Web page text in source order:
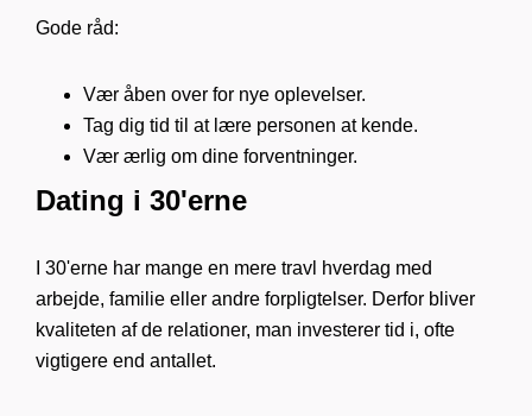
Gode råd:
Vær åben over for nye oplevelser.
Tag dig tid til at lære personen at kende.
Vær ærlig om dine forventninger.
Dating i 30'erne
I 30'erne har mange en mere travl hverdag med
arbejde, familie eller andre forpligtelser. Derfor bliver
kvaliteten af de relationer, man investerer tid i, ofte
vigtigere end antallet.